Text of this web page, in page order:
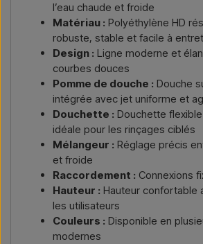
l’eau chaude et froide
Matériau : Polyéthylène HD
robuste, stable et facile à
Design : Ligne moderne et
courbes douces
Pomme de douche : Douche
intégrée avec jet uniforme et
Douchette : Douchette
idéale pour les rinçages ciblés
Mélangeur : Réglage précis
et froide
Raccordement : Connexions
Hauteur : Hauteur confortable
les utilisateurs
Couleurs : Disponible en
modernes